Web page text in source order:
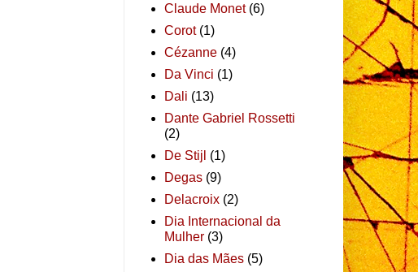
Claude Monet (6)
Corot (1)
Cézanne (4)
Da Vinci (1)
Dali (13)
Dante Gabriel Rossetti
(2)
De Stijl (1)
Degas (9)
Delacroix (2)
Dia Internacional da
Mulher (3)
Dia das Mães (5)